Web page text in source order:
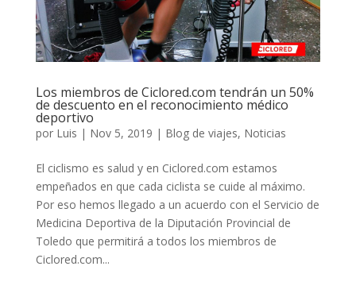
Los miembros de Ciclored.com tendrán un 50%
de descuento en el reconocimiento médico
deportivo
por Luis | Nov 5, 2019 | Blog de viajes, Noticias
El ciclismo es salud y en Ciclored.com estamos
empeñados en que cada ciclista se cuide al máximo.
Por eso hemos llegado a un acuerdo con el Servicio de
Medicina Deportiva de la Diputación Provincial de
Toledo que permitirá a todos los miembros de
Ciclored.com...